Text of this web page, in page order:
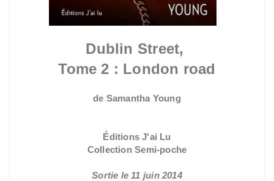
Dublin Street,
Tome 2 : London road
de Samantha Young
Éditions J'ai Lu
Collection Semi-poche
Sortie le 11 juin 2014